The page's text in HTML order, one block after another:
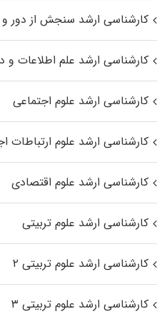
کارشناسی ارشد سنجش از دور
کارشناسی ارشد علم اطلاعات
کارشناسی ارشد علوم اجتماعی
کارشناسی ارشد علوم ارتباطات
کارشناسی ارشد علوم اقتصادی
کارشناسی ارشد علوم تربیتی
کارشناسی ارشد علوم تربیتی ۲
کارشناسی ارشد علوم تربیتی ۳